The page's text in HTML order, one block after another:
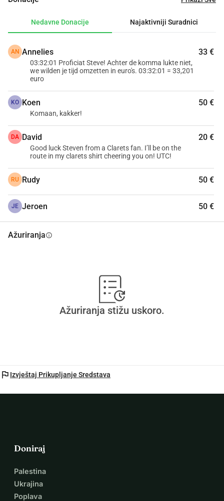
toga, Dječji fond ima i kuću za odmor u Center Parcs les
hospitalizacije svog djeteta, mogu ponovno zajedno stvoriti
zaista čini razliku!
Hvala vam!
PS: od 2024. godine obavezno je navesti adresu i
nacionalni broj ako želite dobiti porezni potvrdak za svoje
donacije od 40.
Nedavne Donacije Najaktivniji Suradnici
AN Annelies 33 €
03:32:01 Proficiat Steve! Achter de komma lukte niet,
we wilden je tijd omzetten in euro's. 03:32:01 = 33,201
euro
KO Koen 50 €
Komaan, kakker!
DA David 20 €
Good luck Steven from a Clarets fan. I’ll be on the
route in my clarets shirt cheering you on! UTC!
RU Rudy 50 €
JE Jeroen 50 €
Ažuriranjainfo
Ažuriranja stižu uskoro.
flag Izvještaj Prikupljanje Sredstava
Doniraj
Palestina
Ukrajina
Poplava